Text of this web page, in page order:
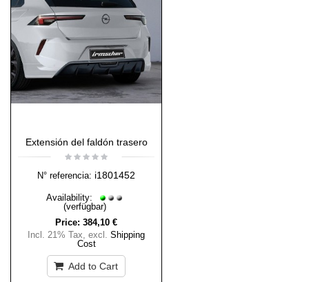
Extensión del faldón trasero
N° referencia: i1801452
Availability:
(verfügbar)
Price: 384,10 €
Incl. 21% Tax, excl. Shipping
Cost
Add to Cart